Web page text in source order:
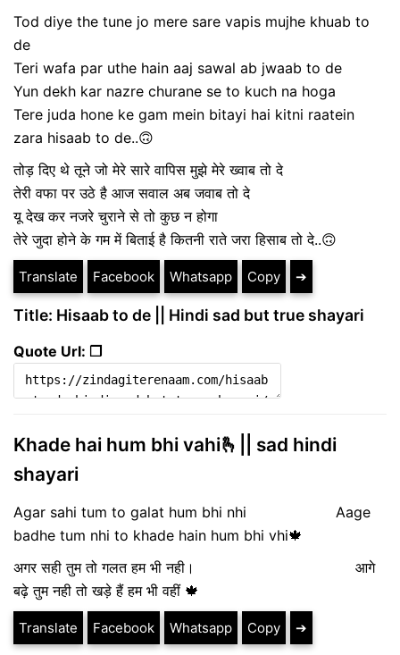
Tod diye the tune jo mere sare vapis mujhe khuab to
de
Teri wafa par uthe hain aaj sawal ab jwaab to de
Yun dekh kar nazre churane se to kuch na hoga
Tere juda hone ke gam mein bitayi hai kitni raatein
zara hisaab to de..🙃
तोड़ दिए थे तूने जो मेरे सारे वापिस मुझे मेरे ख्वाब तो दे
तेरी वफा पर उठे है आज सवाल अब जवाब तो दे
यू देख कर नजरे चुराने से तो कुछ न होगा
तेरे जुदा होने के गम में बिताई है कितनी राते जरा हिसाब तो दे..🙃
Translate Facebook Whatsapp Copy ➔
Title: Hisaab to de || Hindi sad but true shayari
Quote Url: ❐
Khade hai hum bhi vahi🫰|| sad hindi
shayari
Agar sahi tum to galat hum bhi nhi Aage
badhe tum nhi to khade hain hum bhi vhi🍁
अगर सही तुम तो गलत हम भी नही। आगे
बढ़े तुम नही तो खड़े हैं हम भी वहीं 🍁
Translate Facebook Whatsapp Copy ➔